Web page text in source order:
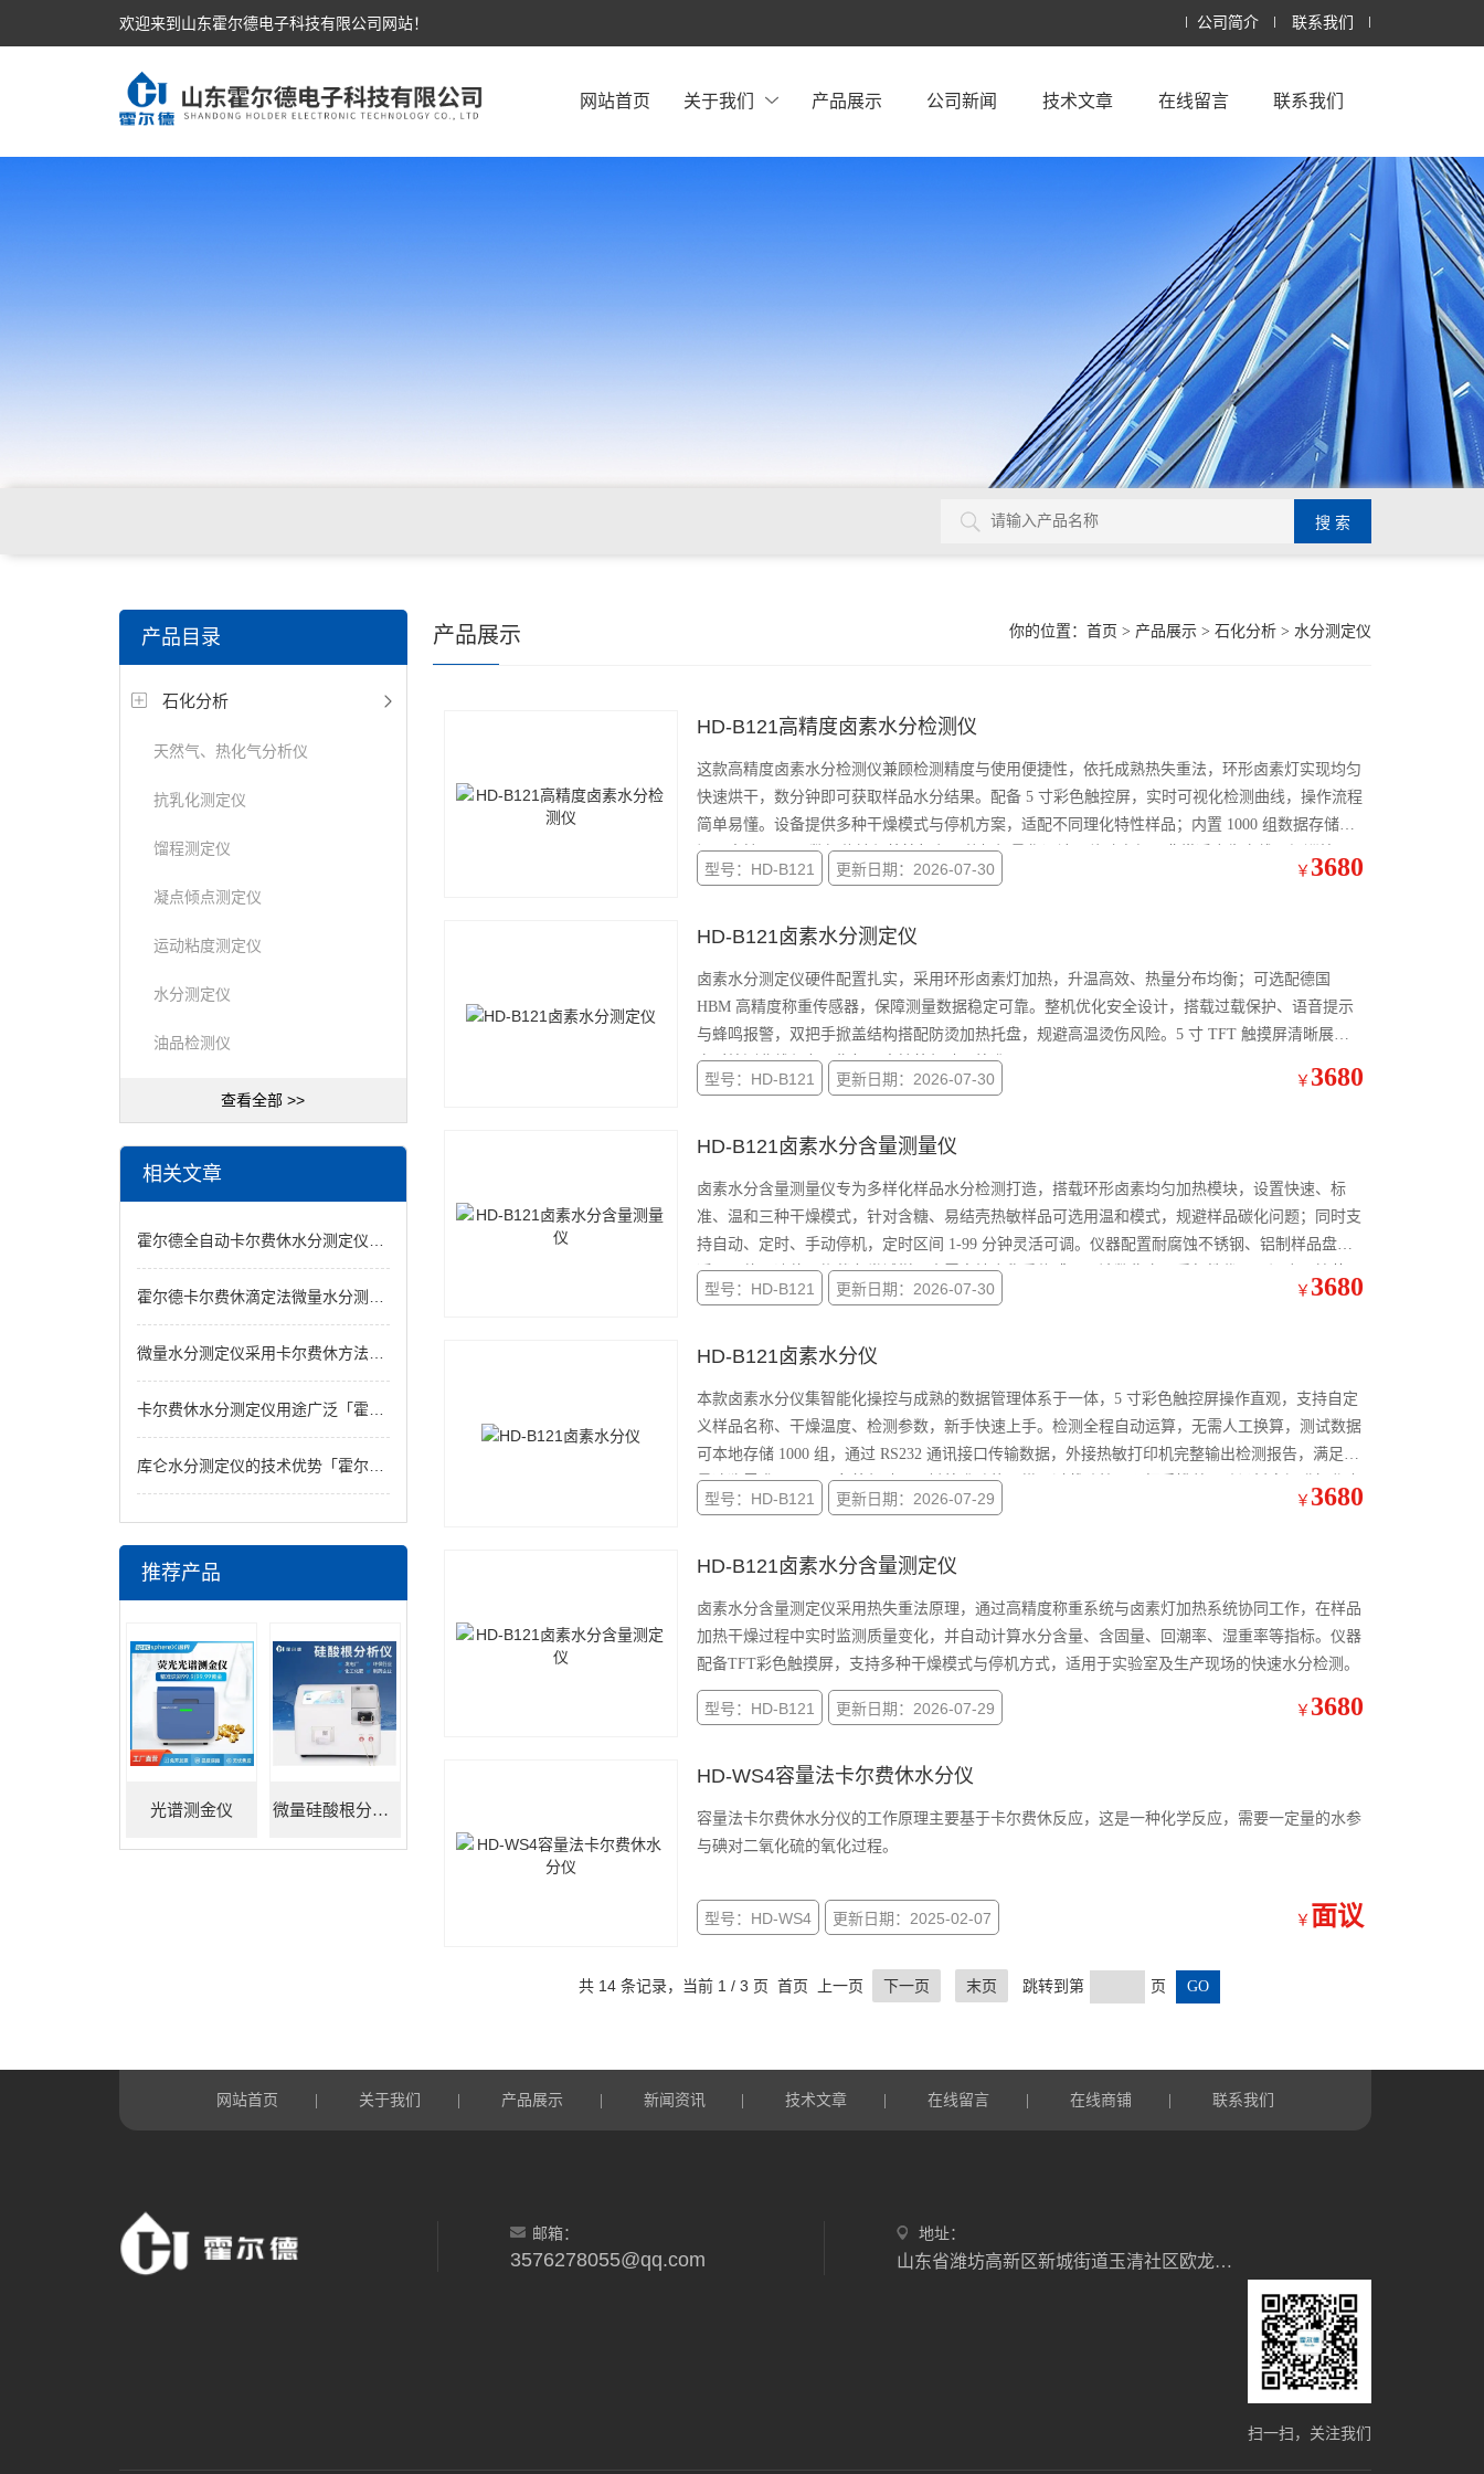
欢迎来到山东霍尔德电子科技有限公司网站！ 公司简介 联系我们
网站首页 关于我们 产品展示 公司新闻 技术文章 在线留言 联系我们
试仪，定氮仪，紫外可见分光光度计
产品目录
石化分析
天然气、热化气分析仪
抗乳化测定仪
馏程测定仪
凝点倾点测定仪
运动粘度测定仪
水分测定仪
油品检测仪
查看全部 >>
相关文章
霍尔德全自动卡尔费休水分测定仪符合标准
霍尔德卡尔费休滴定法微量水分测定仪的优势
微量水分测定仪采用卡尔费休方法设计「荐」
卡尔费休水分测定仪用途广泛「霍尔德仪器」
库仑水分测定仪的技术优势「霍尔德仪器」
推荐产品
光谱测金仪 微量硅酸根分析仪
你的位置： 首页 > 产品展示 > 石化分析 > 水分测定仪
产品展示
HD-B121高精度卤素水分检测仪
这款高精度卤素水分检测仪兼顾检测精度与使用便捷性，依托成熟热失重法，环形卤素灯实现均匀
快速烘干，数分钟即可获取样品水分结果。配备 5 寸彩色触控屏，实时可视化检测曲线，操作流程
简单易懂。设备提供多种干燥模式与停机方案，适配不同理化特性样品；内置 1000 组数据存储空
间，支持 RS232 数据传输与外接打印。整机轻量化设计，移动方便，非常适合生产线现场巡检、
来料快速检验。
型号：HD-B121 更新日期：2026-07-30 ￥ 3680
HD-B121卤素水分测定仪
卤素水分测定仪硬件配置扎实，采用环形卤素灯加热，升温高效、热量分布均衡；可选配德国
HBM 高精度称重传感器，保障测量数据稳定可靠。整机优化安全设计，搭载过载保护、语音提示
与蜂鸣报警，双把手掀盖结构搭配防烫加热托盘，规避高温烫伤风险。5 寸 TFT 触摸屏清晰展示
实时检测曲线与各项指标，支持外部砝码校准。
型号：HD-B121 更新日期：2026-07-30 ￥ 3680
HD-B121卤素水分含量测量仪
卤素水分含量测量仪专为多样化样品水分检测打造，搭载环形卤素均匀加热模块，设置快速、标
准、温和三种干燥模式，针对含糖、易结壳热敏样品可选用温和模式，规避样品碳化问题；同时支
持自动、定时、手动停机，定时区间 1-99 分钟灵活可调。仪器配置耐腐蚀不锈钢、铝制样品盘，
适配固体、液体、糊状各类试样。内置高精度称重传感器，读数稳定、重复性优异，温度可控范围
40-200℃。
型号：HD-B121 更新日期：2026-07-30 ￥ 3680
HD-B121卤素水分仪
本款卤素水分仪集智能化操控与成熟的数据管理体系于一体，5 寸彩色触控屏操作直观，支持自定
义样品名称、干燥温度、检测参数，新手快速上手。检测全程自动运算，无需人工换算，测试数据
可本地存储 1000 组，通过 RS232 通讯接口传输数据，外接热敏打印机完整输出检测报告，满足质
量追溯需求。仪器配备外部砝码一键校准功能，搭配过载防护；双把手掀盖、防烫托盘提升操作安
全性。
型号：HD-B121 更新日期：2026-07-29 ￥ 3680
HD-B121卤素水分含量测定仪
卤素水分含量测定仪采用热失重法原理，通过高精度称重系统与卤素灯加热系统协同工作，在样品
加热干燥过程中实时监测质量变化，并自动计算水分含量、含固量、回潮率、湿重率等指标。仪器
配备TFT彩色触摸屏，支持多种干燥模式与停机方式，适用于实验室及生产现场的快速水分检测。
型号：HD-B121 更新日期：2026-07-29 ￥ 3680
HD-WS4容量法卡尔费休水分仪
容量法卡尔费休水分仪的工作原理主要基于卡尔费休反应，这是一种化学反应，需要一定量的水参
与碘对二氧化硫的氧化过程。
型号：HD-WS4 更新日期：2025-02-07 ￥ 面议
共 14 条记录，当前 1 / 3 页 首页 上一页 下一页 末页 跳转到第 页
网站首页 关于我们 产品展示 新闻资讯 技术文章 在线留言 在线商铺 联系我们
邮箱：
3576278055@qq.com
地址：
山东省潍坊高新区新城街道玉清社区欧龙科技园3号车间
扫一扫，关注我们